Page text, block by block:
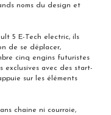
noms du design et
5 E-Tech electric, ils
de se déplacer,
cinq engins futuristes
exclusives avec des start-
sur les éléments
chaine ni courroie,